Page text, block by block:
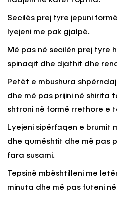
Secilës prej tyre jepuni
lyejeni me pak gjalpë.
Më pas në secilën prej tyre
spinaqit dhe djathit dhe
Petët e mbushura
dhe më pas prijini në shirita
shtroni në formë rrethore e
Lyejeni sipërfaqen e brumit
dhe qumështit dhe më pas
fara susami.
Tepsinë mbështilleni me
minuta dhe më pas futeni